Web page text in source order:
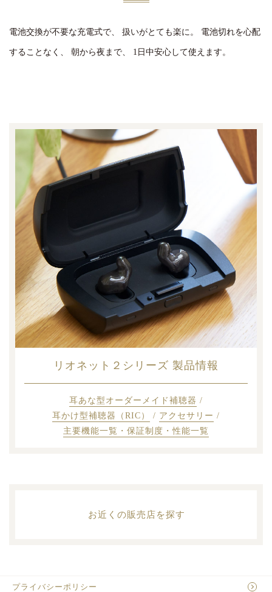
電池交換が不要な充電式で、 扱いがとても楽に。 電池切れを心配
することなく、 朝から夜まで、 1日中安心して使えます。
リオネット２シリーズ 製品情報
耳あな型オーダーメイド補聴器 /
耳かけ型補聴器（RIC）
/ アクセサリー /
主要機能一覧・保証制度・性能一覧
お近くの販売店を探す
プライバシーポリシー